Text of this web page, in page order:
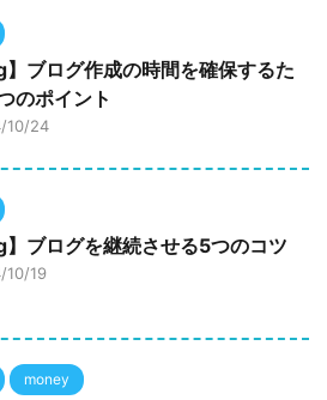
】ブログ作成の時間を確保するた
のポイント
10/24
】ブログを継続させる5つのコツ
10/19
money